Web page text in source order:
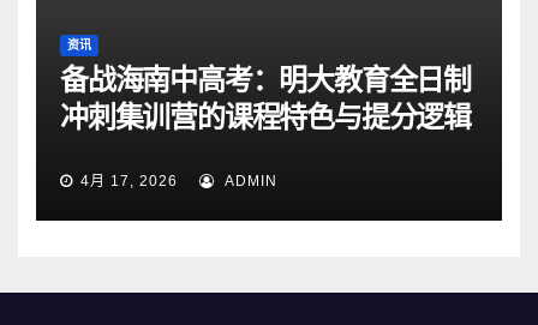
资讯
备战海南中高考：明大教育全日制
冲刺集训营的课程特色与提分逻辑
4月 17, 2026 ADMIN